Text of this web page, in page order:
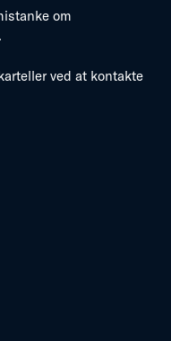
om
ved at kontakte